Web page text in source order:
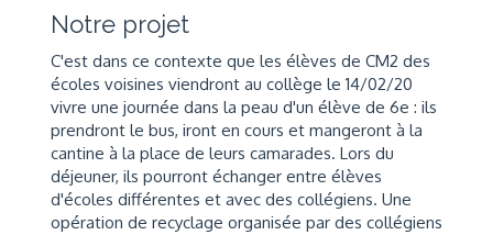
Notre projet
C'est dans ce contexte que les élèves de CM2 des
écoles voisines viendront au collège le 14/02/20
vivre une journée dans la peau d'un élève de 6e : ils
prendront le bus, iront en cours et mangeront à la
cantine à la place de leurs camarades. Lors du
déjeuner, ils pourront échanger entre élèves
d'écoles différentes et avec des collégiens. Une
opération de recyclage organisée par des collégiens